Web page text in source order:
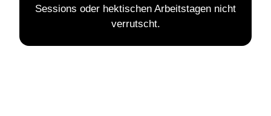
Sessions oder hektischen Arbeitstagen nicht
verrutscht.